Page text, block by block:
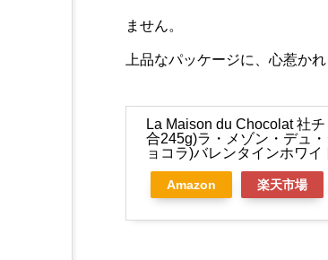
ません。
上品なパッケージに、心惹か
La Maison du Chocolat 社
合245g)ラ・メゾン・デュ
ョコラ)バレンタインホワイ
Amazon 楽天市場